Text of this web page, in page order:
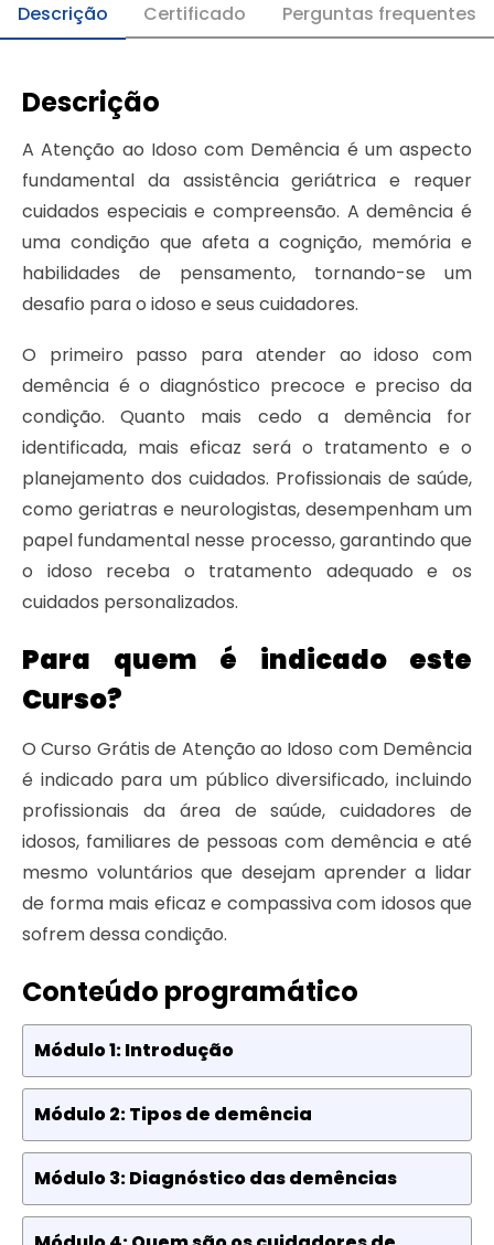
Descrição Certificado Perguntas frequentes
Descrição
A Atenção ao Idoso com Demência é um aspecto
fundamental da assistência geriátrica e requer
cuidados especiais e compreensão. A demência é
uma condição que afeta a cognição, memória e
habilidades de pensamento, tornando-se um
desafio para o idoso e seus cuidadores.
O primeiro passo para atender ao idoso com
demência é o diagnóstico precoce e preciso da
condição. Quanto mais cedo a demência for
identificada, mais eficaz será o tratamento e o
planejamento dos cuidados. Profissionais de saúde,
como geriatras e neurologistas, desempenham um
papel fundamental nesse processo, garantindo que
o idoso receba o tratamento adequado e os
cuidados personalizados.
Para quem é indicado este
Curso?
O Curso Grátis de Atenção ao Idoso com Demência
é indicado para um público diversificado, incluindo
profissionais da área de saúde, cuidadores de
idosos, familiares de pessoas com demência e até
mesmo voluntários que desejam aprender a lidar
de forma mais eficaz e compassiva com idosos que
sofrem dessa condição.
Conteúdo programático
Módulo 1: Introdução
Módulo 2: Tipos de demência
Módulo 3: Diagnóstico das demências